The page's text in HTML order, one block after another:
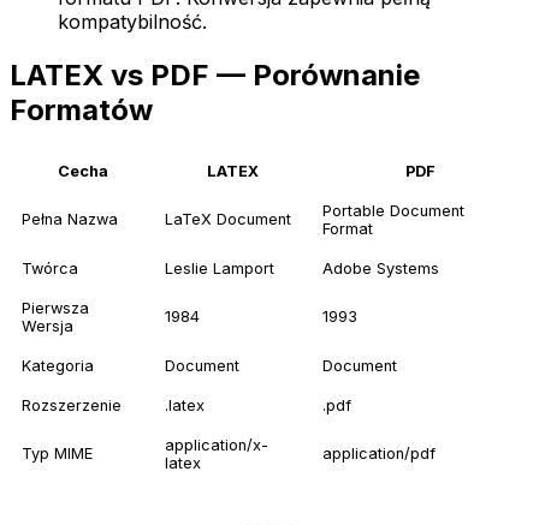
kompatybilność.
LATEX vs PDF — Porównanie
Formatów
Cecha LATEX PDF
Pełna Nazwa LaTeX Document
Portable Document
Format
Twórca Leslie Lamport Adobe Systems
Pierwsza
Wersja
1984 1993
Kategoria Document Document
Rozszerzenie .latex .pdf
Typ MIME
application/x-
latex
application/pdf